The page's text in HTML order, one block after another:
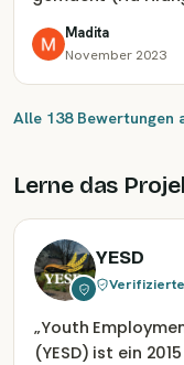
Madita
November 2023
Alle 138 Bewertungen
Lerne das
YESD
„Youth
(YESD) ist ein